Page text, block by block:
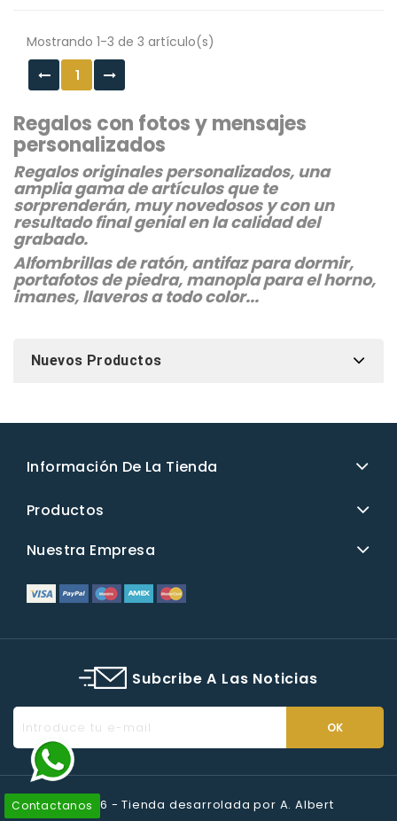
Mostrando 1-3 de 3 artículo(s)
1
Regalos con fotos y mensajes
personalizados
Regalos originales personalizados, una
amplia gama de artículos que te
sorprenderán, muy novedosos y con un
resultado final genial en la calidad del
grabado.
Alfombrillas de ratón, antifaz para dormir,
portafotos de piedra, manopla para el horno,
imanes, llaveros a todo color...
Nuevos Productos
Información De La Tienda
Productos
Nuestra Empresa
Contactanos
Subcribe A Las Noticias
© 2026 - Tienda desarrolada por A. Albert